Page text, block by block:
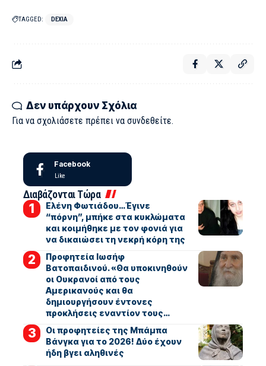
TAGGED: DEXIA
Δεν υπάρχουν Σχόλια
Για να σχολιάσετε πρέπει να συνδεθείτε.
Facebook
Like
Διαβάζονται Τώρα
Ελένη Φωτιάδου…Έγινε
“πόρνη”, μπήκε στα κυκλώματα
και κοιμήθηκε με τον φονιά για
να δικαιώσει τη νεκρή κόρη της
Προφητεία Ιωσήφ
Βατοπαιδινού. «Θα υποκινηθούν
οι Ουκρανοί από τους
Αμερικανούς και θα
δημιουργήσουν έντονες
προκλήσεις εναντίον τους…
Οι προφητείες της Μπάμπα
Βάνγκα για το 2026! Δύο έχουν
ήδη βγει αληθινές